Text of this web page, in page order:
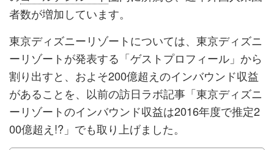
者数が増加しています。
東京ディズニーリゾートについては、東京ディズニ
ーリゾートが発表する「ゲストプロフィール」から
割り出すと、およそ200億超えのインバウンド収益
があることを、以前の訪日ラボ記事「東京ディズニ
ーリゾートのインバウンド収益は2016年度で推定2
00億超え!?」でも取り上げました。